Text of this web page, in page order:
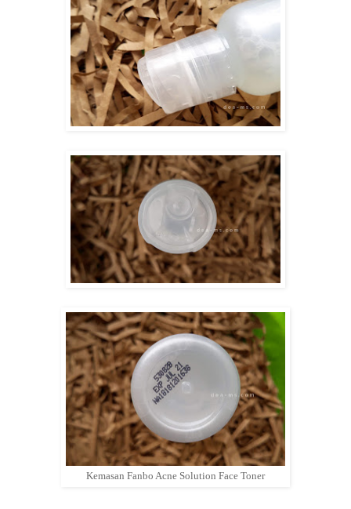
Kemasan Fanbo Acne Solution Face Toner